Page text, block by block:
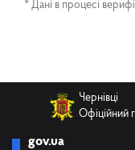
* Дані в процесі
Чернівці
Офіційний
gov.ua